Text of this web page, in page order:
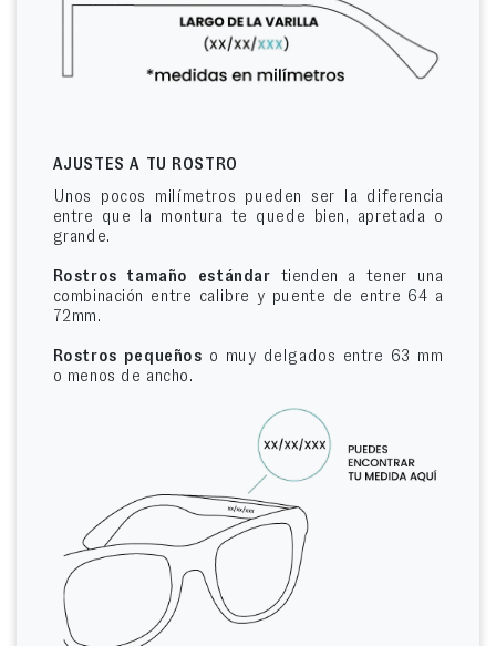
AJUSTES A TU ROSTRO
Unos pocos milímetros pueden ser la diferencia
entre que la montura te quede bien, apretada o
grande.
Rostros tamaño estándar tienden a tener una
combinación entre calibre y puente de entre 64 a
72mm.
Rostros pequeños o muy delgados entre 63 mm
o menos de ancho.